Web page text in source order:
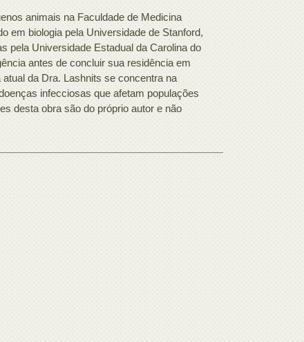
animais na Faculdade de Medicina
em biologia pela Universidade de Stanford,
pela Universidade Estadual da Carolina do
antes de concluir sua residência em
da Dra. Lashnits se concentra na
infecciosas que afetam populações
desta obra são do próprio autor e não